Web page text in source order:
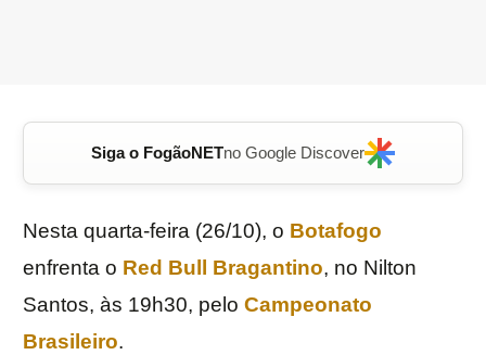
Siga o FogãoNETno Google Discover
Nesta quarta-feira (26/10), o Botafogo
enfrenta o Red Bull Bragantino, no Nilton
Santos, às 19h30, pelo Campeonato
Brasileiro.